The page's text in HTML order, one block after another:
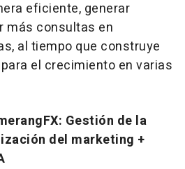
eficiente, generar
más consultas en
al tiempo que construye
el crecimiento en varias
Gestión de la
del marketing +